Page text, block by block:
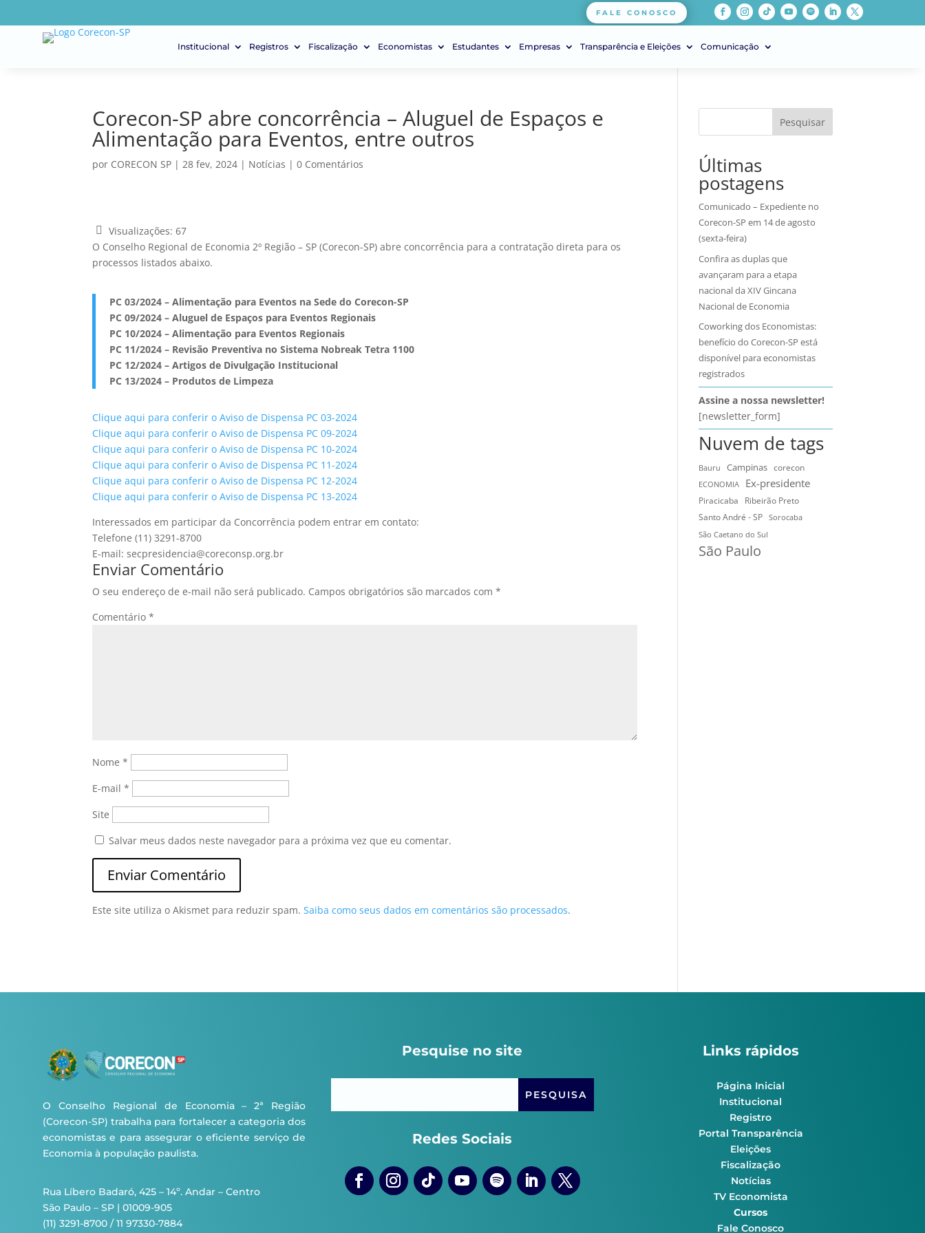
FALE CONOSCO
Institucional Registros Fiscalização Economistas Estudantes Empresas Transparência e Eleições Comunicação
Corecon-SP abre concorrência – Aluguel de Espaços e
Alimentação para Eventos, entre outros
por CORECON SP |28 fev, 2024 | Notícias |0 Comentários
Visualizações: 67
O Conselho Regional de Economia 2º Região – SP (Corecon-SP) abre concorrência para a contratação direta para os
processos listados abaixo.
PC 03/2024 – Alimentação para Eventos na Sede do Corecon-SP
PC 09/2024 – Aluguel de Espaços para Eventos Regionais
PC 10/2024 – Alimentação para Eventos Regionais
PC 11/2024 – Revisão Preventiva no Sistema Nobreak Tetra 1100
PC 12/2024 – Artigos de Divulgação Institucional
PC 13/2024 – Produtos de Limpeza
Clique aqui para conferir o Aviso de Dispensa PC 03-2024
Clique aqui para conferir o Aviso de Dispensa PC 09-2024
Clique aqui para conferir o Aviso de Dispensa PC 10-2024
Clique aqui para conferir o Aviso de Dispensa PC 11-2024
Clique aqui para conferir o Aviso de Dispensa PC 12-2024
Clique aqui para conferir o Aviso de Dispensa PC 13-2024
Interessados em participar da Concorrência podem entrar em contato:
Telefone (11) 3291-8700
E-mail: secpresidencia@coreconsp.org.br
Enviar Comentário
O seu endereço de e-mail não será publicado. Campos obrigatórios são marcados com*
Comentário*
Nome*
E-mail*
Site
Salvar meus dados neste navegador para a próxima vez que eu comentar.
Este site utiliza o Akismet para reduzir spam.Saiba como seus dados em comentários são processados.
Pesquisar
Últimas
postagens
Comunicado – Expediente no
Corecon-SP em 14 de agosto
(sexta-feira)
Confira as duplas que
avançaram para a etapa
nacional da XIV Gincana
Nacional de Economia
Coworking dos Economistas:
benefício do Corecon-SP está
disponível para economistas
registrados
Assine a nossa newsletter!
[newsletter_form]
Nuvem de tags
Bauru Campinas
corecon
ECONOMIA
Ex-presidente
Piracicaba
Ribeirão Preto
Santo André - SP
Sorocaba
São Caetano do Sul
São Paulo
O Conselho Regional de Economia – 2ª Região
(Corecon-SP) trabalha para fortalecer a categoria dos
economistas e para assegurar o eficiente serviço de
Economia à população paulista.
Rua Líbero Badaró, 425 – 14º. Andar – Centro
São Paulo – SP | 01009-905
(11) 3291-8700 / 11 97330-7884
Pesquise no site
Redes Sociais
Links rápidos
Página Inicial
Institucional
Registro
Portal Transparência
Eleições
Fiscalização
Notícias
TV Economista
Cursos
Fale Conosco